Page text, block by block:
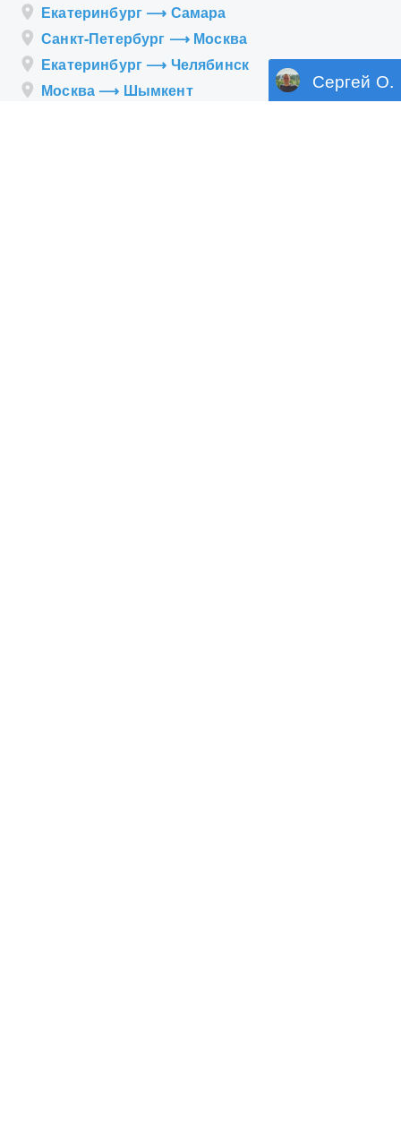
Екатеринбург ⟶ Самара
Санкт-Петербург ⟶ Москва
Екатеринбург ⟶ Челябинск
Москва ⟶ Шымкент
Сергей О.